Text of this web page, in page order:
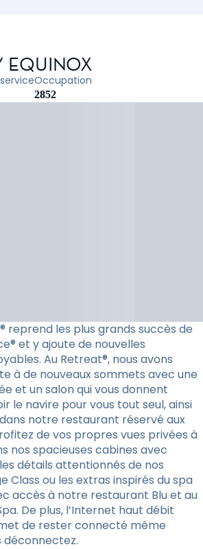
EQUINOX
Occupation
2852
reprend les plus grands succès de
et y ajoute de nouvelles
Au Retreat®, nous avons
à de nouveaux sommets avec une
et un salon qui vous donnent
le navire pour vous tout seul, ainsi
notre restaurant réservé aux
de vos propres vues privées à
nos spacieuses cabines avec
détails attentionnés de nos
Class ou les extras inspirés du spa
accès à notre restaurant Blu et au
De plus, l’Internet haut débit
de rester connecté même
déconnectez.